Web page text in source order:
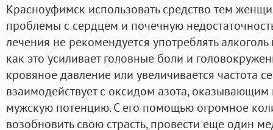
Красноуфимск использовать средство тем
проблемы с сердцем и почечную
лечения не рекомендуется употреблять
как это усиливает головные боли и
кровяное давление или увеличивается частота
взаимодействует с оксидом азота, оказывающим
мужскую потенцию. С его помощью огромное
возобновить свою страсть, провести еще один